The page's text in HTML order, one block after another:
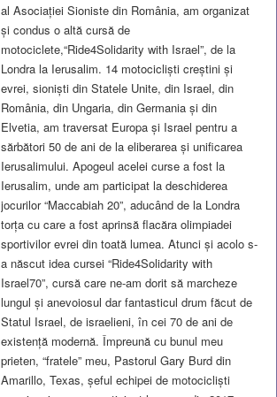
al Asociației Sioniste din România, am organizat
și condus o altă cursă de
motociclete,“Ride4Solidarity with Israel”, de la
Londra la Ierusalim. 14 motocicliști creștini și
evrei, sioniști din Statele Unite, din Israel, din
România, din Ungaria, din Germania și din
Elvetia, am traversat Europa și Israel pentru a
sărbători 50 de ani de la eliberarea și unificarea
Ierusalimului. Apogeul acelei curse a fost la
Ierusalim, unde am participat la deschiderea
jocurilor “Maccabiah 20”, aducând de la Londra
torța cu care a fost aprinsă flacăra olimpiadei
sportivilor evrei din toată lumea. Atunci și acolo s-
a născut idea cursei “Ride4Solidarity with
Israel70”, cursă care ne-am dorit să marcheze
lungul și anevoiosul dar fantasticul drum făcut de
Statul Israel, de israelieni, în cei 70 de ani de
existență modernă. Împreună cu bunul meu
prieten, “fratele” meu, Pastorul Gary Burd din
Amarillo, Texas, șeful echipei de motocicliști